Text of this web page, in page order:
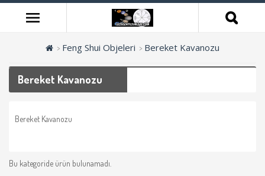
Feng Shui Objeleri Bereket Kavanozu
Bereket Kavanozu
Bereket Kavanozu
Bu kategoride ürün bulunamadı.